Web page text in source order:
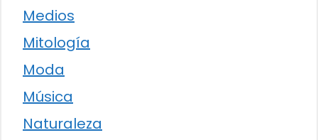
Medios
Mitología
Moda
Música
Naturaleza